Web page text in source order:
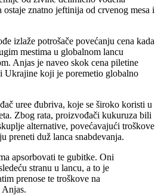
znatno jeftinija od crvenog mesa i
izlaže potrošače povećanju cena kada
mestima u globalnom lancu
Anjas je naveo skok cena piletine
Ukrajine koji je poremetio globalno
uree đubriva, koje se široko koristi u
Zbog rata, proizvođači kukuruza bili
alternative, povećavajući troškove
preneti duž lanca snabdevanja.
apsorbovati te gubitke. Oni
stranu u lancu, a to je
prenose te troškove na
Anjas.